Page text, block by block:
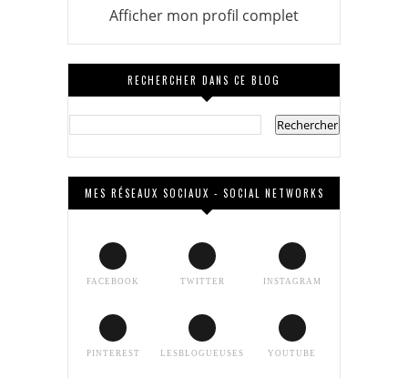
Afficher mon profil complet
RECHERCHER DANS CE BLOG
MES RÉSEAUX SOCIAUX - SOCIAL NETWORKS
FACEBOOK TWITTER INSTAGRAM
PINTEREST LESBLOGUEUSES YOUTUBE